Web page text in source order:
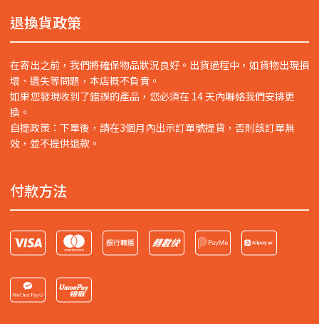
退換貨政策
在寄出之前，我們將確保物品狀況良好。出貨過程中，如貨物出現損
壞、遺失等問題，本店概不負責。
如果您發現收到了錯誤的產品，您必須在 14 天內聯絡我們安排更
換。
自提政策：下單後，請在3個月內出示訂單號提貨，否則該訂單無
效，並不提供退款。
付款方法